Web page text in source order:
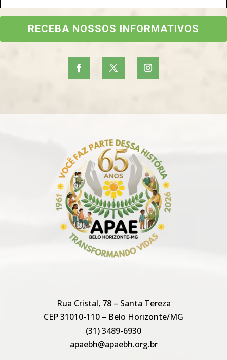
RECEBA NOSSOS INFORMATIVOS
Rua Cristal, 78 – Santa Tereza
CEP 31010-110 – Belo Horizonte/MG
(31) 3489-6930
apaebh@apaebh.org.br